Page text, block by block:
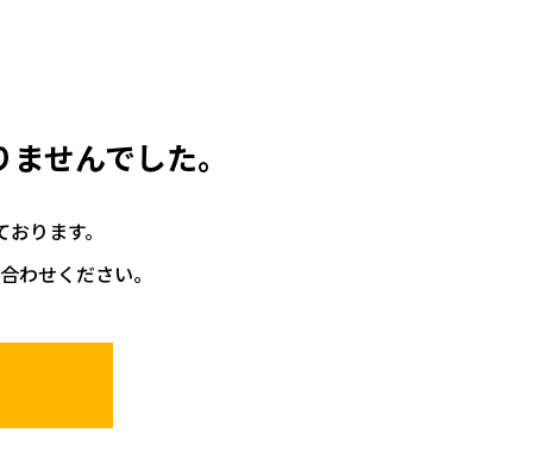
せんでした。
ります。
わせください。